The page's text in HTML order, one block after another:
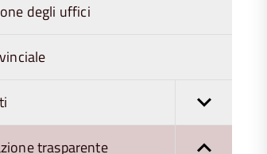
degli uffici
trasparente